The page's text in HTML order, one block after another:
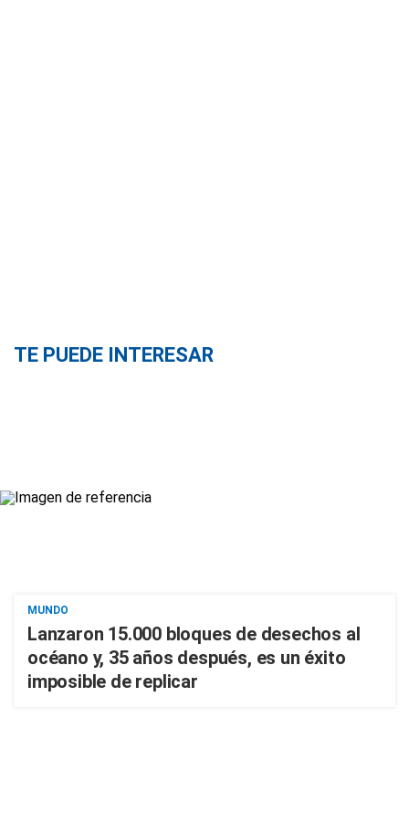
TE PUEDE INTERESAR
MUNDO
Lanzaron 15.000 bloques de desechos al
océano y, 35 años después, es un éxito
imposible de replicar